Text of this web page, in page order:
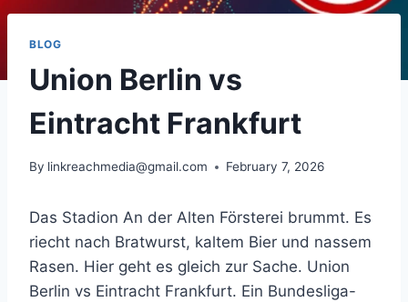
BLOG
Union Berlin vs
Eintracht Frankfurt
By linkreachmedia@gmail.com February 7, 2026
Das Stadion An der Alten Försterei brummt. Es
riecht nach Bratwurst, kaltem Bier und nassem
Rasen. Hier geht es gleich zur Sache. Union
Berlin vs Eintracht Frankfurt. Ein Bundesliga-